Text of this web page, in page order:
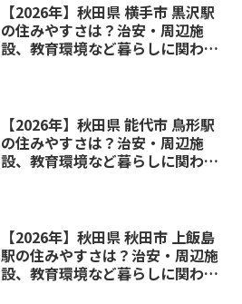
【2026年】秋田県 横手市 黒沢駅
の住みやすさは？治安・周辺施
設、教育環境など暮らしに関わる
【2026年】秋田県 能代市 鳥形駅
の住みやすさは？治安・周辺施
設、教育環境など暮らしに関わる
【2026年】秋田県 秋田市 上飯島
駅の住みやすさは？治安・周辺施
設、教育環境など暮らしに関わる